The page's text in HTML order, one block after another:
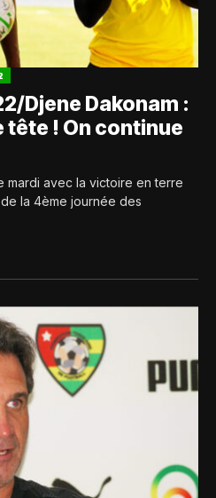
Djene Dakonam :
tête ! On continue
mardi avec la victoire en terre
la 4ème journée des